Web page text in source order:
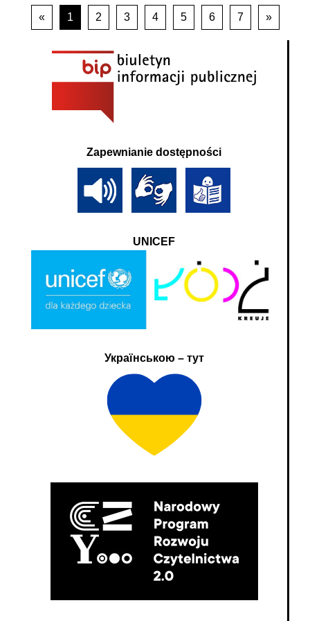
Zapewnianie dostępności
UNICEF
Українською – тут
« 1 2 3 4 5 6 7 »